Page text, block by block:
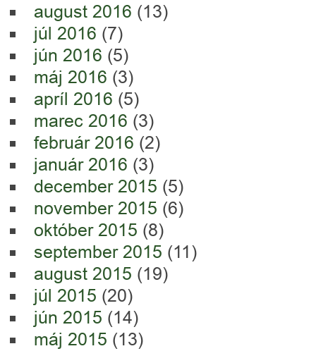
august 2016 (13)
júl 2016 (7)
jún 2016 (5)
máj 2016 (3)
apríl 2016 (5)
marec 2016 (3)
február 2016 (2)
január 2016 (3)
december 2015 (5)
november 2015 (6)
október 2015 (8)
september 2015 (11)
august 2015 (19)
júl 2015 (20)
jún 2015 (14)
máj 2015 (13)